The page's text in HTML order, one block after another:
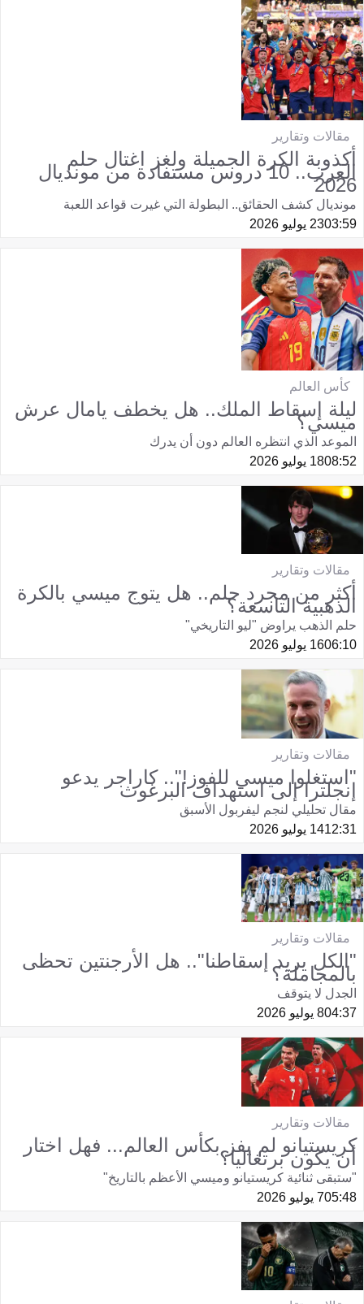
مقالات وتقارير
أكذوبة الكرة الجميلة ولغز اغتال حلم
العرب.. 10 دروس مستفادة من مونديال
2026
مونديال كشف الحقائق.. البطولة التي غيرت قواعد اللعبة
03:5923 يوليو 2026
كأس العالم
ليلة إسقاط الملك.. هل يخطف يامال عرش
ميسي؟
الموعد الذي انتظره العالم دون أن يدرك
08:5218 يوليو 2026
مقالات وتقارير
أكثر من مجرد حلم.. هل يتوج ميسي بالكرة
الذهبية التاسعة؟
حلم الذهب يراوض "ليو التاريخي"
06:1016 يوليو 2026
مقالات وتقارير
"استغلوا ميسي للفوز!".. كاراجر يدعو
إنجلترا إلى استهداف البرغوث
مقال تحليلي لنجم ليفربول الأسبق
12:3114 يوليو 2026
مقالات وتقارير
"الكل يريد إسقاطنا".. هل الأرجنتين تحظى
بالمجاملة؟
الجدل لا يتوقف
04:378 يوليو 2026
مقالات وتقارير
كريستيانو لم يفز بكأس العالم... فهل اختار
أن يكون برتغاليا؟
"ستبقى ثنائية كريستيانو وميسي الأعظم بالتاريخ"
05:487 يوليو 2026